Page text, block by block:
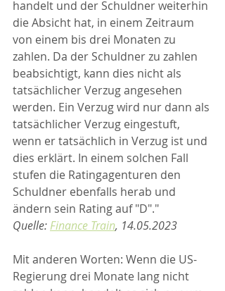
handelt und der Schuldner weiterhin
die Absicht hat, in einem Zeitraum
von einem bis drei Monaten zu
zahlen. Da der Schuldner zu zahlen
beabsichtigt, kann dies nicht als
tatsächlicher Verzug angesehen
werden. Ein Verzug wird nur dann als
tatsächlicher Verzug eingestuft,
wenn er tatsächlich in Verzug ist und
dies erklärt. In einem solchen Fall
stufen die Ratingagenturen den
Schuldner ebenfalls herab und
ändern sein Rating auf "D"."
Quelle: Finance Train, 14.05.2023
Mit anderen Worten: Wenn die US-
Regierung drei Monate lang nicht